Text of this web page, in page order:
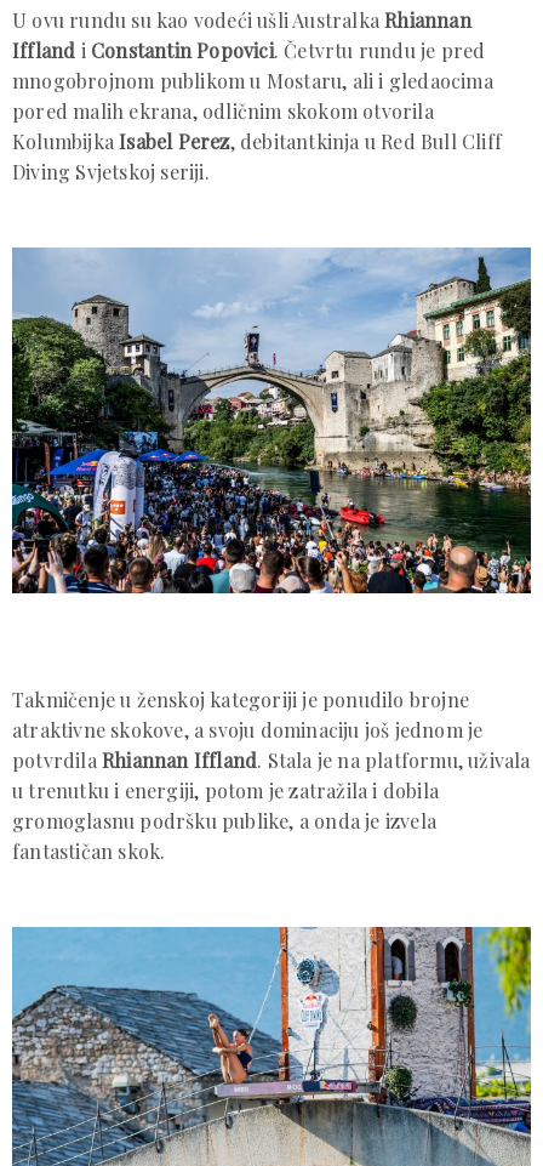
U ovu rundu su kao vodeći ušli AustralkaRhiannan
Iffland i Constantin Popovici. Četvrtu rundu je pred
mnogobrojnom publikom u Mostaru, ali i gledaocima
pored malih ekrana, odličnim skokom otvorila
Kolumbijka Isabel Perez, debitantkinja u Red Bull Cliff
Diving Svjetskoj seriji.
Takmičenje u ženskoj kategoriji je ponudilo brojne
atraktivne skokove, a svoju dominaciju još jednom je
potvrdila Rhiannan Iffland. Stala je na platformu, uživala
u trenutku i energiji, potom je zatražila i dobila
gromoglasnu podršku publike, a onda je izvela
fantastičan skok.